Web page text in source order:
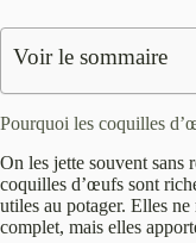
Voir le sommaire
Pourquoi les coquilles
On les jette souvent sans
coquilles d’œufs sont
utiles au potager. Elles
complet, mais elles